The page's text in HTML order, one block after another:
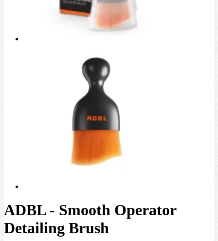
ADBL - Smooth Operator
Detailing Brush